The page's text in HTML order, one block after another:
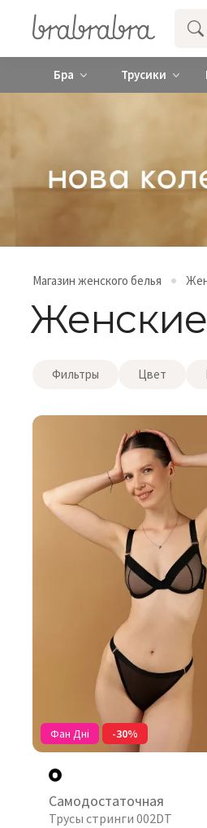
Купить
Бра Трусики
Магазин женского белья
Женские
Фильтры Цвет
Фан Дні -30%
Самодостаточная
Трусы стринги 002DT